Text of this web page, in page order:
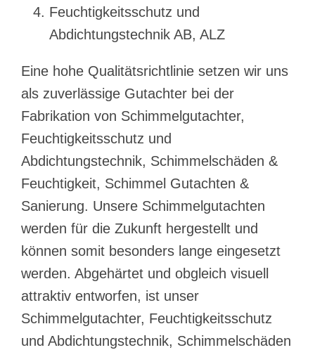
Feuchtigkeitsschutz und
Abdichtungstechnik AB, ALZ
Eine hohe Qualitätsrichtlinie setzen wir uns
als zuverlässige Gutachter bei der
Fabrikation von Schimmelgutachter,
Feuchtigkeitsschutz und
Abdichtungstechnik, Schimmelschäden &
Feuchtigkeit, Schimmel Gutachten &
Sanierung. Unsere Schimmelgutachten
werden für die Zukunft hergestellt und
können somit besonders lange eingesetzt
werden. Abgehärtet und obgleich visuell
attraktiv entworfen, ist unser
Schimmelgutachter, Feuchtigkeitsschutz
und Abdichtungstechnik, Schimmelschäden